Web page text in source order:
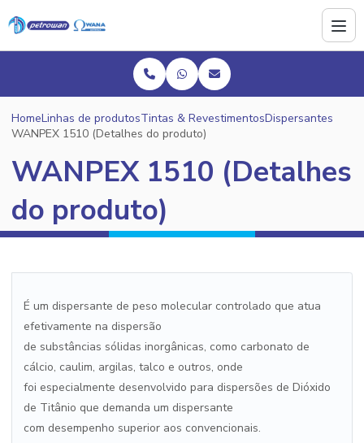
HomeLinhas de produtosTintas & RevestimentosDispersantes
WANPEX 1510 (Detalhes do produto)
WANPEX 1510 (Detalhes
do produto)
É um dispersante de peso molecular controlado que atua
efetivamente na dispersão
de substâncias sólidas inorgânicas, como carbonato de
cálcio, caulim, argilas, talco e outros, onde
foi especialmente desenvolvido para dispersões de Dióxido
de Titânio que demanda um dispersante
com desempenho superior aos convencionais.